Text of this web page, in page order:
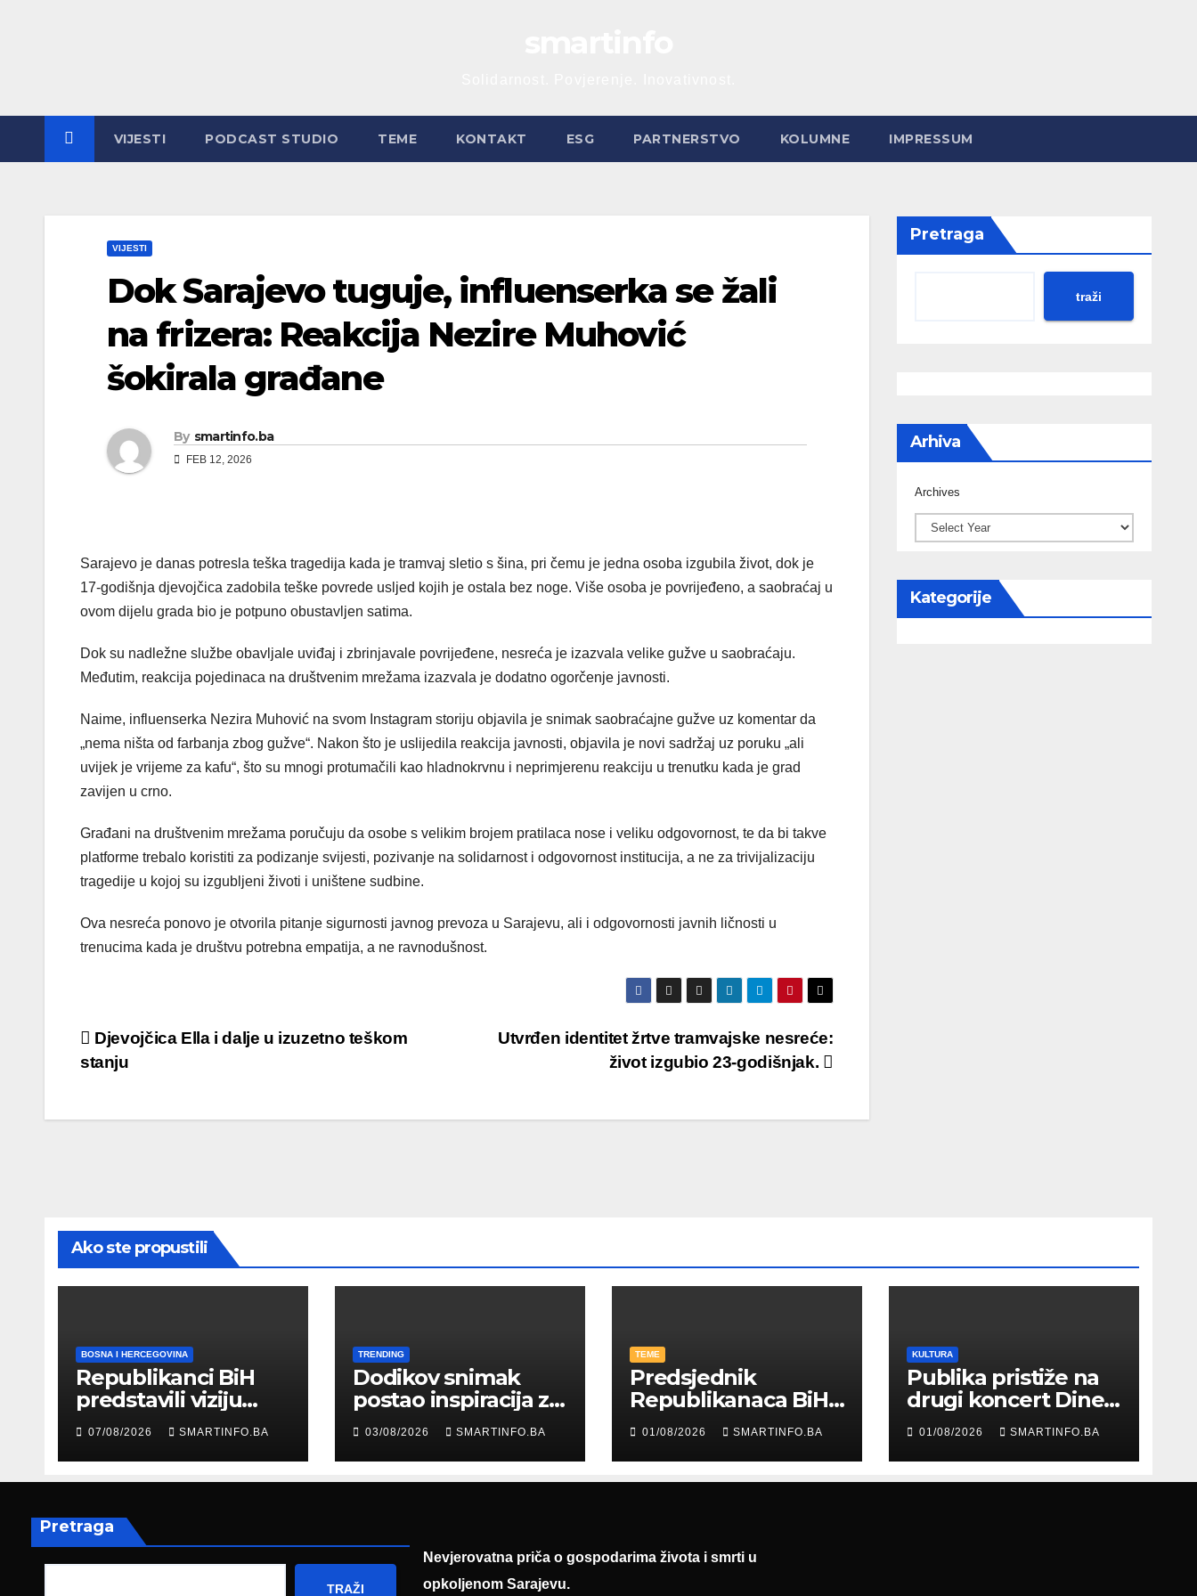
VIJESTI PODCAST STUDIO TEME KONTAKT ESG PARTNERSTVO KOLUMNE IMPRESSUM
VIJESTI
Dok Sarajevo tuguje, influenserka se žali
na frizera: Reakcija Nezire Muhović
šokirala građane
By smartinfo.ba
FEB 12, 2026
Sarajevo je danas potresla teška tragedija kada je tramvaj sletio s šina, pri čemu je jedna osoba izgubila život, dok je
17-godišnja djevojčica zadobila teške povrede usljed kojih je ostala bez noge. Više osoba je povrijeđeno, a saobraćaj u
ovom dijelu grada bio je potpuno obustavljen satima.
Dok su nadležne službe obavljale uviđaj i zbrinjavale povrijeđene, nesreća je izazvala velike gužve u saobraćaju.
Međutim, reakcija pojedinaca na društvenim mrežama izazvala je dodatno ogorčenje javnosti.
Naime, influenserka Nezira Muhović na svom Instagram storiju objavila je snimak saobraćajne gužve uz komentar da
„nema ništa od farbanja zbog gužve“. Nakon što je uslijedila reakcija javnosti, objavila je novi sadržaj uz poruku „ali
uvijek je vrijeme za kafu“, što su mnogi protumačili kao hladnokrvnu i neprimjerenu reakciju u trenutku kada je grad
zavijen u crno.
Građani na društvenim mrežama poručuju da osobe s velikim brojem pratilaca nose i veliku odgovornost, te da bi takve
platforme trebalo koristiti za podizanje svijesti, pozivanje na solidarnost i odgovornost institucija, a ne za trivijalizaciju
tragedije u kojoj su izgubljeni životi i uništene sudbine.
Ova nesreća ponovo je otvorila pitanje sigurnosti javnog prevoza u Sarajevu, ali i odgovornosti javnih ličnosti u
trenucima kada je društvu potrebna empatija, a ne ravnodušnost.
Post
navigation
Utvrđen identitet žrtve tramvajske nesreće:
život izgubio 23-godišnjak.
Djevojčica Ella i dalje u izuzetno teškom
stanju
Pretraga
traži
Arhiva
Archives
Kategorije
Ako ste propustili
BOSNA I HERCEGOVINA
Republikanci BiH
predstavili viziju
moderne Bosne i
Hercegovine
ambasadoru
Njemačke
07/08/2026 SMARTINFO.BA
TRENDING
Dodikov snimak
postao inspiracija za
šale: Građani kroz
parodiju poslali
poruku
03/08/2026 SMARTINFO.BA
TEME
Predsjednik
Republikanaca BiH
Edin Garaplija
prisustvovao
prezentaciji
Federalnog sajma
01/08/2026 SMARTINFO.BA
KULTURA
Publika pristiže na
drugi koncert Dine
Merlina na Koševu
01/08/2026 SMARTINFO.BA
Pretraga
TRAŽI
Nevjerovatna priča o gospodarima života i smrti u
opkoljenom Sarajevu.